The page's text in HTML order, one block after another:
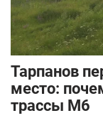
Тарпанов
место:
трассы М6